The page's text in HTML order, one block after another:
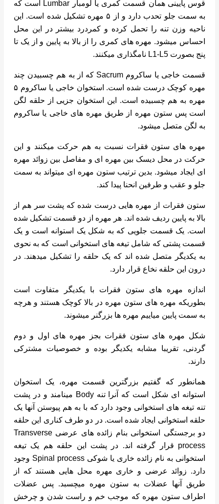
قوس پایینی همان قسمت کمری یا لومبار Lumbar است که
به سمت جلو تحدب دارد و از ۵ مهره تشکیل شده است. این
ناحیه وزن تنه را تحمل کرده و کمردرد بیشتر در این محل
احساس میشود. مهره های کمری را از بالا به پایین و از یک تا
پنج بصورت L1-L5 نامگذاری میکنند.
قسمت خاجی یا ساکروم Sacrum که از به هم چسبیدن چند
مهره کوچک درست شده است. استخوان خاجی یا ساکروم ۵
مهره به هم چسبیده است. این استخوان جزیی از حلقه لگن
است پس ستون مهره از طریق مهره های خاجی یا ساکروم
به لگن متصل میشود.
مهره های ستون فقرات نسبت به هم حرکت میکنند و این
حرکت در محل دیسک بین مهره ای و مفاصل بین زوائد مهره
ای ایجاد میشود. بدین ترتیب ستون مهره ای میتواند به سمت
جلو و عقب و طرفین انحنا پیدا کند.
ستون فقرات از مهره هایی درست شده که پشت سر هم از
بالا به پایین ردیف شده اند. هر مهره از دو قسمت تشکیل شده
است. یک قسمت جلویی که به شکل یک استوانه است و یک
قسمت پشتی که شامل تیغه های استخوانی است که به نحوی
به یکدیگر متصل شده اند که یک حلقه را تشکیل میدهند. در
درون این حلقه نخاع قرار دارد.
اندازه مهره های ستون فقرات با یکدیگر متفاوت است
بطوریکه مهره های ستون مهره در بالا کوچک هستند و هرچه
به سمت پایین میاییم مهره ها بزرگنر میشوند.
شکل مهره های ستون فقرات بجز مهره های اول و دوم
گردنی، تقریبا مشابه یکدیگر بوده و خصوصیات مشترکی
دارند.
همانطور که گفتیم بزرگترین قسمت مهره، یک استخوان
استوانه ای شکل است که آنرا تنه Body مینامند و در پشت
تنه تیغه های استخوانی وجود دارد که با به هم پیوستن آنها یک
حلقه استخوانی ایجاد شده است. در دو طرف کناری این حلقه
دو برجستگی استخوانی بنام زائده های عرضی Transverse
process قرار گرفته اند. در پشت این حلقه هم یک تیغه
استخوانی به نام زائده خاری یا شوکی Spinal process وجود
دارد. زوائد عرضی و خاری مهره محل هایی هستند که از
طریق آنها عضلات به ستون مهره میچسبد. پس عضلات
اطراف ستون مهره که موجب خم و راست شدن و چرخش